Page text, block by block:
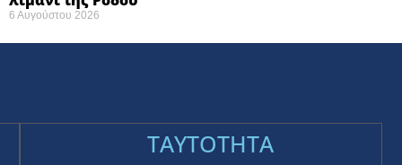
6 Αυγούστου 2026
TAYTOTHTA